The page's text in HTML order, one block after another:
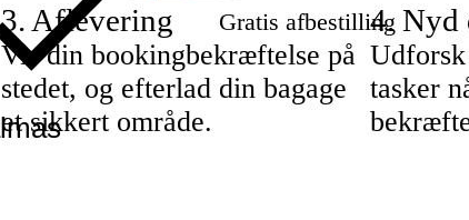
Gratis afbestilling
3. Aflevering
Vis din bookingbekræftelse på
stedet, og efterlad din bagage
et sikkert område.
4. Nyd
tasker